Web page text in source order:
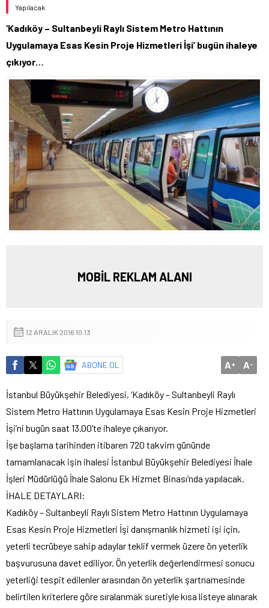
Yapılacak
‘Kadıköy – Sultanbeyli Raylı Sistem Metro Hattının
Uygulamaya Esas Kesin Proje Hizmetleri İşi’ bugün ihaleye
çıkıyor…
MOBİL REKLAM ALANI
12 ARALIK 2016 10:13
ABONE OL A+ A-
İstanbul Büyükşehir Belediyesi, ‘Kadıköy – Sultanbeyli Raylı
Sistem Metro Hattının Uygulamaya Esas Kesin Proje Hizmetleri
İşi’ni bugün saat 13.00’te ihaleye çıkarıyor.
İşe başlama tarihinden itibaren 720 takvim gününde
tamamlanacak işin ihalesi İstanbul Büyükşehir Belediyesi İhale
İşleri Müdürlüğü İhale Salonu Ek Hizmet Binası’nda yapılacak.
İHALE DETAYLARI:
Kadıköy – Sultanbeyli Raylı Sistem Metro Hattının Uygulamaya
Esas Kesin Proje Hizmetleri İşi danışmanlık hizmeti işi için,
yeterli tecrübeye sahip adaylar teklif vermek üzere ön yeterlik
başvurusuna davet ediliyor. Ön yeterlik değerlendirmesi sonucu
yeterliği tespit edilenler arasından ön yeterlik şartnamesinde
belirtilen kriterlere göre sıralanmak suretiyle kısa listeye alınarak